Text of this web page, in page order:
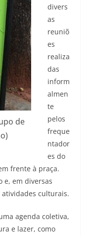
de
divers
as
reuniõ
es
realiza
das
inform
almen
te
pelos
freque
ntador
es do
frente à praça.
e, em diversas
culturais.
agenda coletiva,
e lazer, como